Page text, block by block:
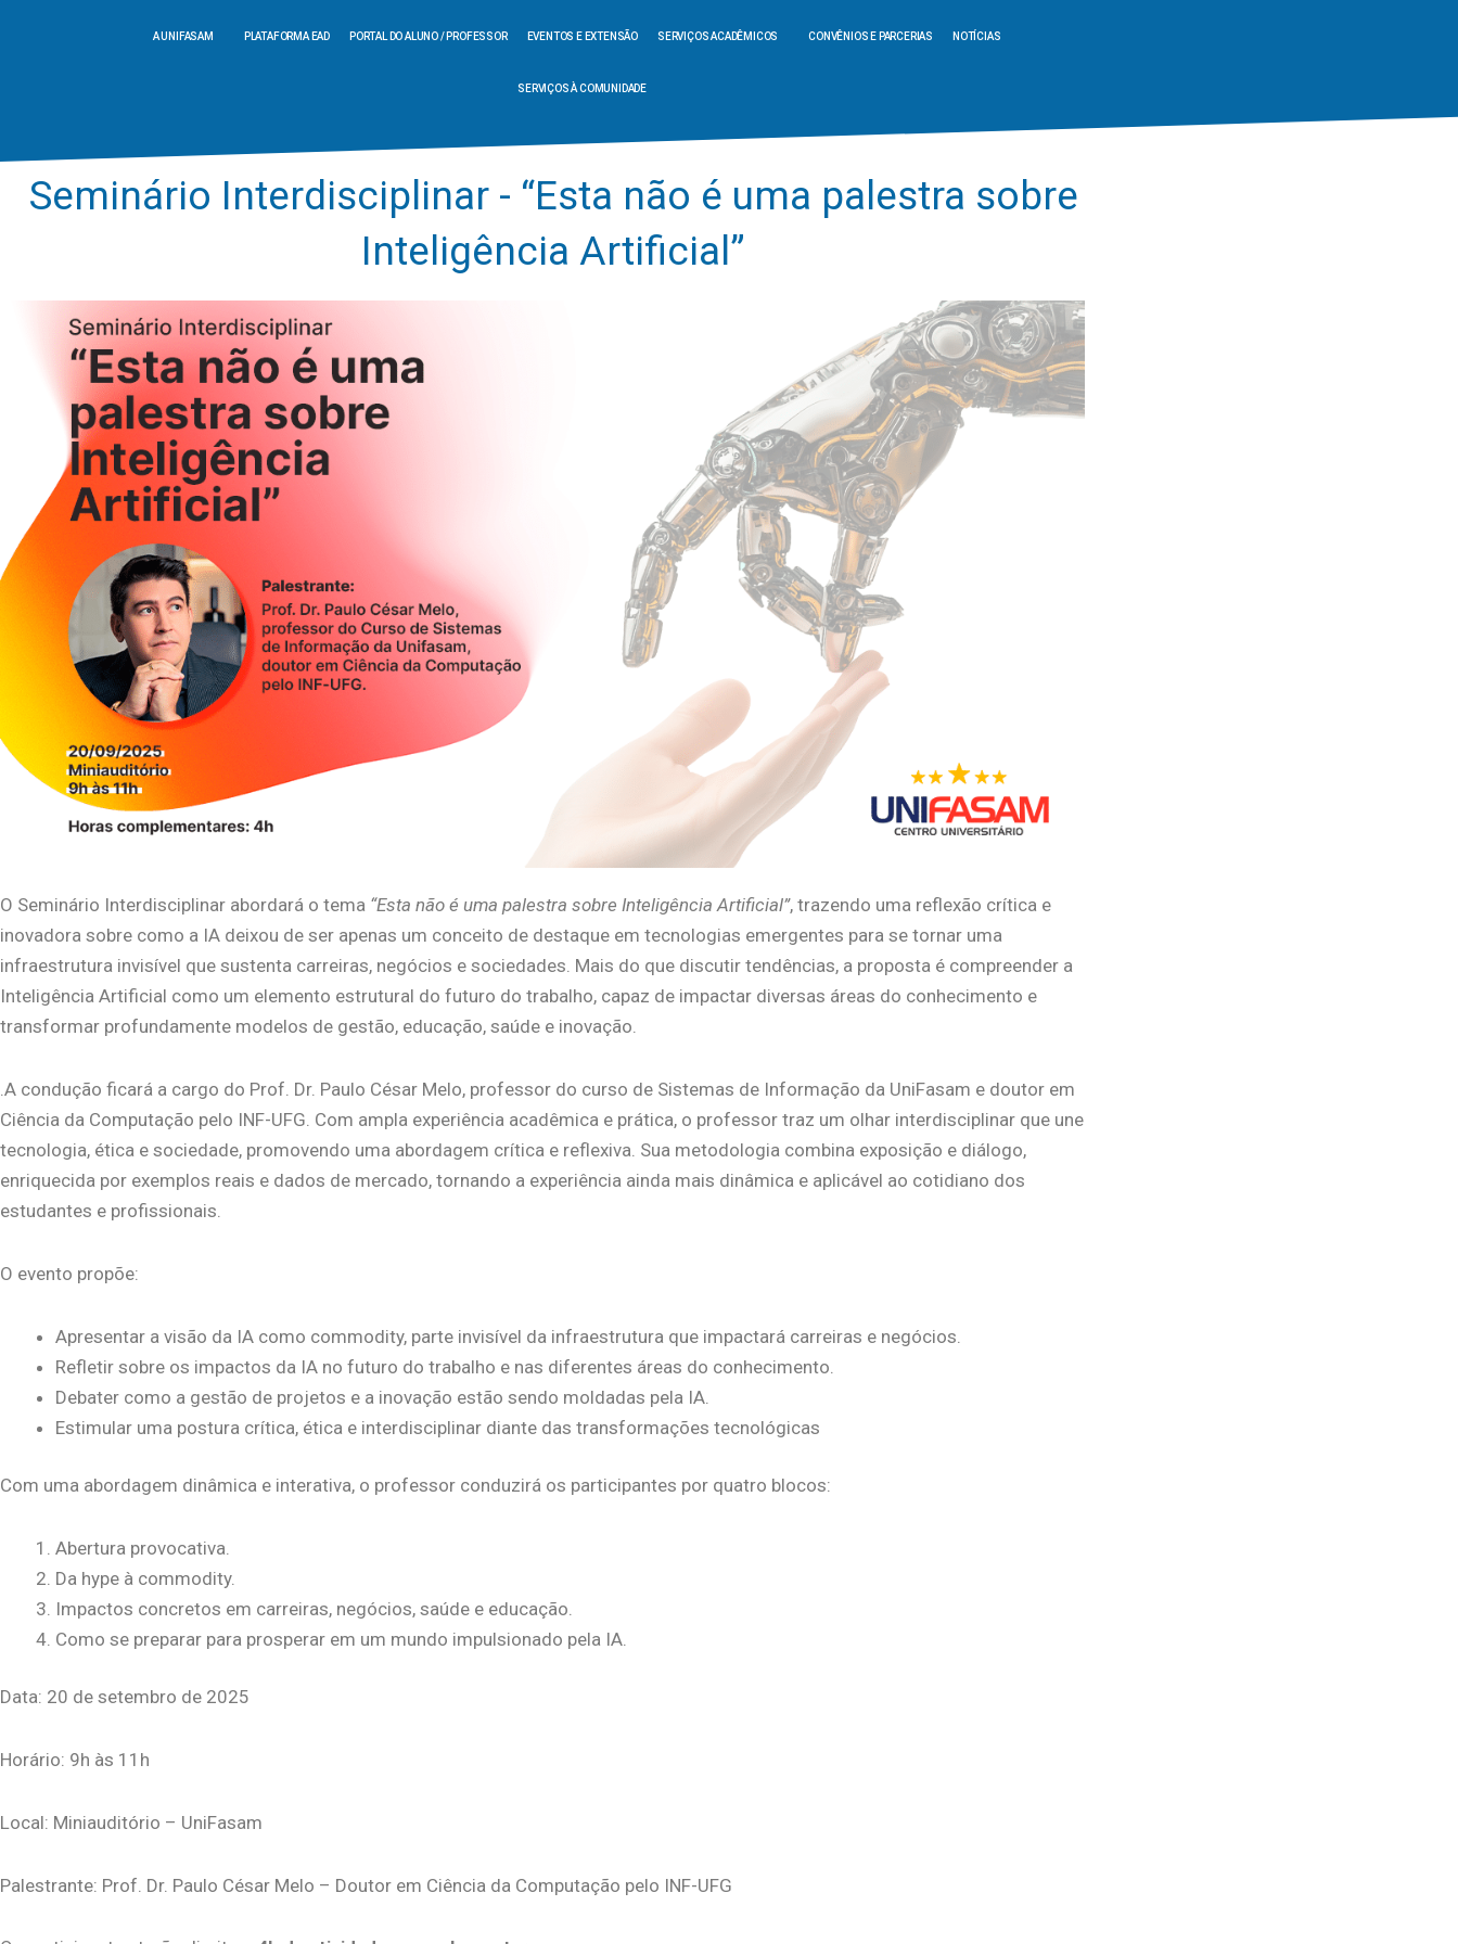
A UNIFASAM PLATAFORMA EAD PORTAL DO ALUNO / PROFESSOR EVENTOS E EXTENSÃO SERVIÇOS ACADÊMICOS CONVÊNIOS E PARCERIAS NOTÍCIAS
SERVIÇOS À COMUNIDADE
Seminário Interdisciplinar - “Esta não é uma palestra sobre
Inteligência Artificial”
O Seminário Interdisciplinar abordará o tema “Esta não é uma palestra sobre Inteligência Artificial”, trazendo uma reflexão crítica e
inovadora sobre como a IA deixou de ser apenas um conceito de destaque em tecnologias emergentes para se tornar uma
infraestrutura invisível que sustenta carreiras, negócios e sociedades. Mais do que discutir tendências, a proposta é compreender a
Inteligência Artificial como um elemento estrutural do futuro do trabalho, capaz de impactar diversas áreas do conhecimento e
transformar profundamente modelos de gestão, educação, saúde e inovação.
.A condução ficará a cargo do Prof. Dr. Paulo César Melo, professor do curso de Sistemas de Informação da UniFasam e doutor em
Ciência da Computação pelo INF-UFG. Com ampla experiência acadêmica e prática, o professor traz um olhar interdisciplinar que une
tecnologia, ética e sociedade, promovendo uma abordagem crítica e reflexiva. Sua metodologia combina exposição e diálogo,
enriquecida por exemplos reais e dados de mercado, tornando a experiência ainda mais dinâmica e aplicável ao cotidiano dos
estudantes e profissionais.
O evento propõe:
Apresentar a visão da IA como commodity, parte invisível da infraestrutura que impactará carreiras e negócios.
Refletir sobre os impactos da IA no futuro do trabalho e nas diferentes áreas do conhecimento.
Debater como a gestão de projetos e a inovação estão sendo moldadas pela IA.
Estimular uma postura crítica, ética e interdisciplinar diante das transformações tecnológicas
Com uma abordagem dinâmica e interativa, o professor conduzirá os participantes por quatro blocos:
Abertura provocativa.
Da hype à commodity.
Impactos concretos em carreiras, negócios, saúde e educação.
Como se preparar para prosperar em um mundo impulsionado pela IA.
Data: 20 de setembro de 2025
Horário: 9h às 11h
Local: Miniauditório – UniFasam
Palestrante: Prof. Dr. Paulo César Melo – Doutor em Ciência da Computação pelo INF-UFG